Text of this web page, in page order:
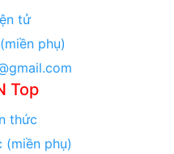
tử
phụ)
Top
thức
(miền phụ)